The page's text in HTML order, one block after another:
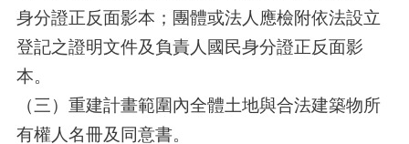
身分證正反面影本；團體或法人應檢附依法設立
登記之證明文件及負責人國民身分證正反面影
本。
（三）重建計畫範圍內全體土地與合法建築物所
有權人名冊及同意書。